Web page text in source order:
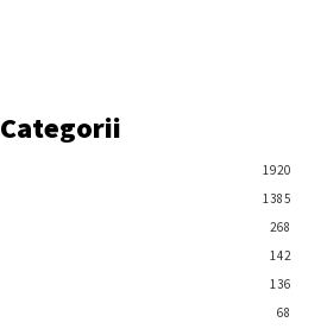
Categorii
1920
1385
268
142
136
68